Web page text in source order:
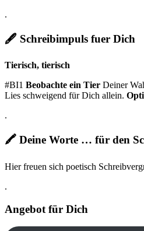
.
🖋 Schreibimpuls fuer Dich
Tierisch, tierisch
#BI1 Beobachte ein Tier Deiner
Lies schweigend für Dich allein.
.
🖍 Deine Worte … für den
Hier freuen sich poetisch
.
Angebot für Dich